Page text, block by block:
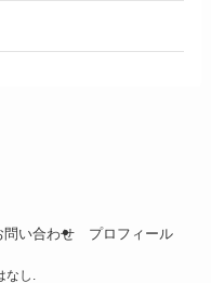
問い合わせ プロフィール
なし.